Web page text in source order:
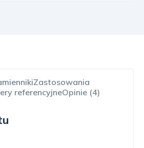
Zastosowania
referencyjneOpinie (4)